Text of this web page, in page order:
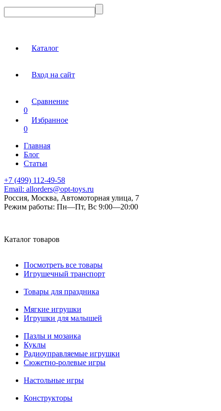
Каталог
Вход на сайт
Сравнение
0
Избранное
0
Главная
Блог
Статьи
+7 (499) 112-49-58
Email: allorders@opt-toys.ru
Россия, Москва, Автомоторная улица, 7
Режим работы: Пн—Пт, Вс 9:00—20:00
Каталог товаров
Посмотреть все товары
Игрушечный транспорт
Товары для праздника
Мягкие игрушки
Игрушки для малышей
Пазлы и мозаика
Куклы
Радиоуправляемые игрушки
Сюжетно-ролевые игры
Настольные игры
Конструкторы